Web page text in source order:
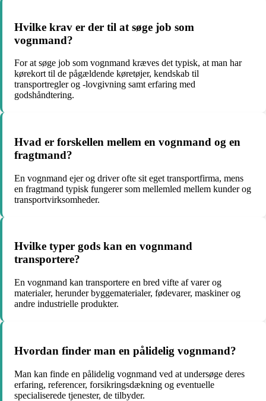
Hvilke krav er der til at søge job som
vognmand?
For at søge job som vognmand kræves det typisk, at man har
kørekort til de pågældende køretøjer, kendskab til
transportregler og -lovgivning samt erfaring med
godshåndtering.
Hvad er forskellen mellem en vognmand og en
fragtmand?
En vognmand ejer og driver ofte sit eget transportfirma, mens
en fragtmand typisk fungerer som mellemled mellem kunder og
transportvirksomheder.
Hvilke typer gods kan en vognmand
transportere?
En vognmand kan transportere en bred vifte af varer og
materialer, herunder byggematerialer, fødevarer, maskiner og
andre industrielle produkter.
Hvordan finder man en pålidelig vognmand?
Man kan finde en pålidelig vognmand ved at undersøge deres
erfaring, referencer, forsikringsdækning og eventuelle
specialiserede tjenester, de tilbyder.